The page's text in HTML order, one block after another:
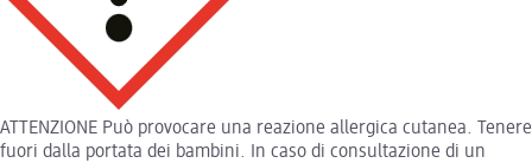
ATTENZIONE Può provocare una reazione allergica cutanea. Tenere
fuori dalla portata dei bambini. In caso di consultazione di un